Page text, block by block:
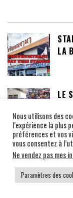
LA
LE
Nous utilisons des
l’expérience la plus
préférences et vos
vous consentez à
Ne vendez pas mes
Paramètres des